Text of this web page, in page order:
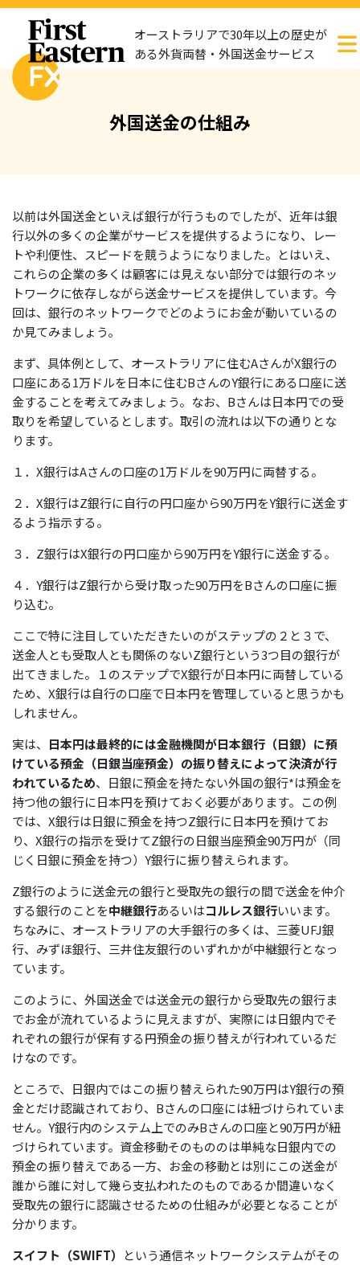
オーストラリアで30年以上の歴史が
ある外貨両替・外国送金サービス
外国送金の仕組み
以前は外国送金といえば銀行が行うものでしたが、近年は銀
行以外の多くの企業がサービスを提供するようになり、レー
トや利便性、スピードを競うようになりました。とはいえ、
これらの企業の多くは顧客には見えない部分では銀行のネッ
トワークに依存しながら送金サービスを提供しています。今
回は、銀行のネットワークでどのようにお金が動いているの
か見てみましょう。
まず、具体例として、オーストラリアに住むAさんがX銀行の
口座にある1万ドルを日本に住むBさんのY銀行にある口座に送
金することを考えてみましょう。なお、Bさんは日本円での受
取りを希望しているとします。取引の流れは以下の通りとな
ります。
１．X銀行はAさんの口座の1万ドルを90万円に両替する。
２．X銀行はZ銀行に自行の円口座から90万円をY銀行に送金す
るよう指示する。
３．Z銀行はX銀行の円口座から90万円をY銀行に送金する。
４．Y銀行はZ銀行から受け取った90万円をBさんの口座に振
り込む。
ここで特に注目していただきたいのがステップの２と３で、
送金人とも受取人とも関係のないZ銀行という3つ目の銀行が
出てきました。１のステップでX銀行が日本円に両替している
ため、X銀行は自行の口座で日本円を管理していると思うかも
しれません。
実は、 日本円は最終的には金融機関が日本銀行（日銀）に預
けている預金（日銀当座預金）の振り替えによって決済が行
われているため、日銀に預金を持たない外国の銀行*は預金を
持つ他の銀行に日本円を預けておく必要があります。この例
では、X銀行は日銀に預金を持つZ銀行に日本円を預けてお
り、X銀行の指示を受けてZ銀行の日銀当座預金90万円が（同
じく日銀に預金を持つ）Y銀行に振り替えられます。
Z銀行のように送金元の銀行と受取先の銀行の間で送金を仲介
する銀行のことを中継銀行あるいはコルレス銀行いいます。
ちなみに、オーストラリアの大手銀行の多くは、三菱UFJ銀
行、みずほ銀行、三井住友銀行のいずれかが中継銀行となっ
ています。
このように、外国送金では送金元の銀行から受取先の銀行ま
でお金が流れているように見えますが、実際には日銀内でそ
れぞれの銀行が保有する円預金の振り替えが行われているだ
けなのです。
ところで、日銀内ではこの振り替えられた90万円はY銀行の預
金とだけ認識されており、Bさんの口座には紐づけられていま
せん。Y銀行内のシステム上でのみBさんの口座と90万円が紐
づけられています。資金移動そのもののは単純な日銀内での
預金の振り替えである一方、お金の移動とは別にこの送金が
誰から誰に対して幾ら支払われたのものであるか間違いなく
受取先の銀行に認識させるための仕組みが必要となることが
分かります。
スイフト（SWIFT）
という通信ネットワークシステムがその